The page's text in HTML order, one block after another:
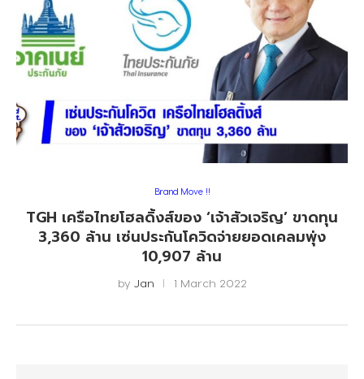
Brand Move !!
TGH เครือไทยโฮลดิ้งส์ของ ‘เจ้าสัวเจริญ’ ขาดทุน
3,360 ล้าน เซ่นประกันโควิดจ่ายยอดเคลมพุ่ง
10,907 ล้าน
by Jan 1 March 2022